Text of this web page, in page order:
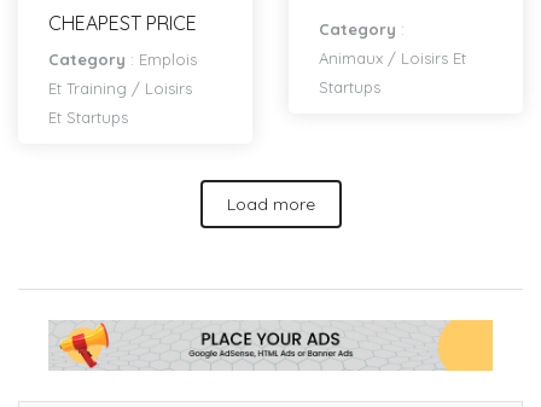
CHEAPEST PRICE
Category : Emplois
Et Training / Loisirs
Et Startups
Category :
Animaux / Loisirs Et
Startups
Load more